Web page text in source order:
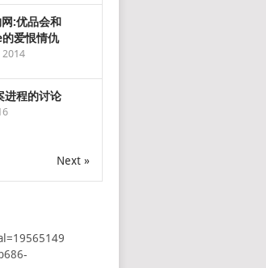
:优品会和
爱恨情仇
2014
进程的讨论
Next »